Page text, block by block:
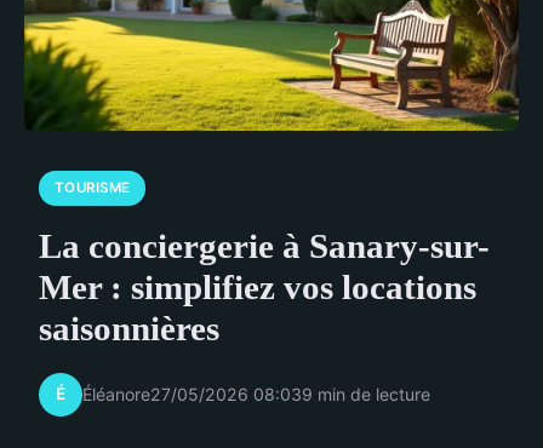
TOURISME
La conciergerie à Sanary-sur-
Mer : simplifiez vos locations
saisonnières
É Éléanore27/05/2026 08:039 min de lecture